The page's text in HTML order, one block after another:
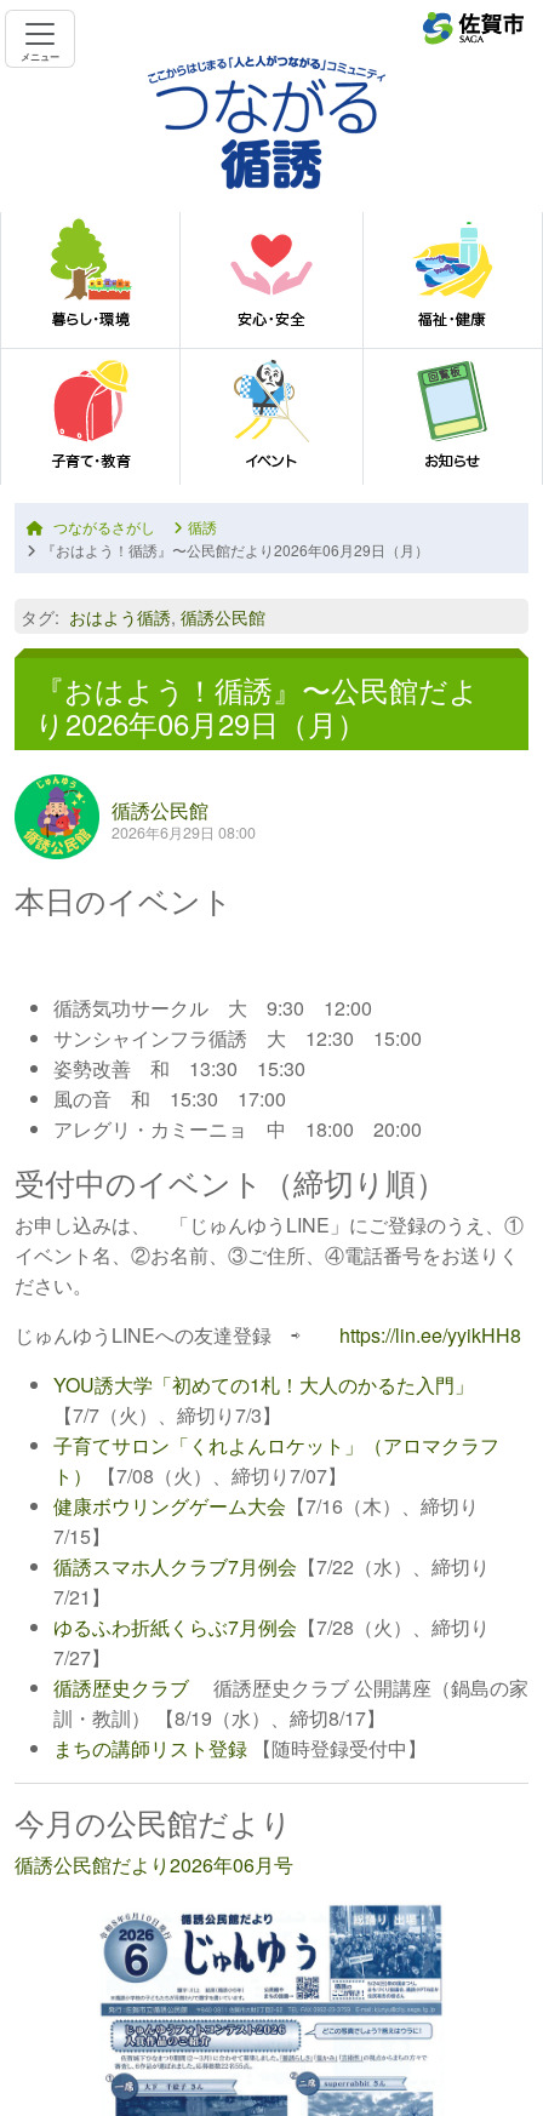
メニュー
つながるさがし
循誘
『おはよう！循誘』〜公民館だより2026年06月29日（月）
タグ: おはよう循誘, 循誘公民館
『おはよう！循誘』〜公民館だよ
り2026年06月29日（月）
循誘公民館
2026年6月29日 08:00
本日のイベント
循誘気功サークル 大 9:30 12:00
サンシャインフラ循誘 大 12:30 15:00
姿勢改善 和 13:30 15:30
風の音 和 15:30 17:00
アレグリ・カミーニョ 中 18:00 20:00
受付中のイベント（締切り順）
お申し込みは、 「じゅんゆうLINE」にご登録のうえ、①
イベント名、②お名前、③ご住所、④電話番号をお送りく
ださい。
じゅんゆうLINEへの友達登録 ⇨ https://lin.ee/yyikHH8
YOU誘大学「初めての1札！大人のかるた入門」
【7/7（火）、締切り7/3】
子育てサロン「くれよんロケット」（アロマクラフ
ト）
【7/08（火）、締切り7/07】
健康ボウリングゲーム大会 【7/16（木）、締切り
7/15】
循誘スマホ人クラブ7月例会 【7/22（水）、締切り
7/21】
ゆるふわ折紙くらぶ7月例会 【7/28（火）、締切り
7/27】
循誘歴史クラブ 循誘歴史クラブ 公開講座（鍋島の家
訓・教訓） 【8/19（水）、締切8/17】
まちの講師リスト登録 【随時登録受付中】
今月の公民館だより
循誘公民館だより2026年06月号